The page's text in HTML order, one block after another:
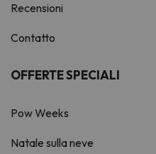
Recensioni
Contatto
OFFERTE SPECIALI
Pow Weeks
Natale sulla neve